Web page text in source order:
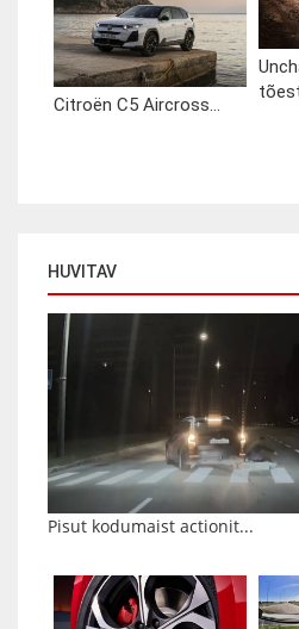
Citroën C5 Aircross...
HUVITAV
Pisut kodumaist actionit...